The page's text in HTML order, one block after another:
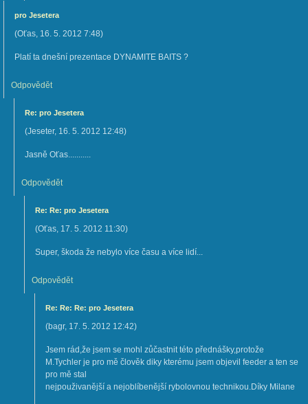
pro Jesetera
(Oťas, 16. 5. 2012 7:48)
Platí ta dnešní prezentace DYNAMITE BAITS ?
Odpovědět
Re: pro Jesetera
(Jeseter, 16. 5. 2012 12:48)
Jasně Oťas...........
Odpovědět
Re: Re: pro Jesetera
(Oťas, 17. 5. 2012 11:30)
Super, škoda že nebylo více času a více lidí...
Odpovědět
Re: Re: Re: pro Jesetera
(bagr, 17. 5. 2012 12:42)
Jsem rád,že jsem se mohl zůčastnit této přednášky,protože
M.Tychler je pro mě člověk diky kterému jsem objevil feeder a ten se
pro mě stal
nejpouživanější a nejoblíbenější rybolovnou technikou.Díky Milane